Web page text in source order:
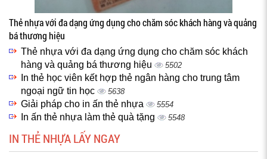
Thẻ nhựa với đa dạng ứng dụng cho chăm sóc khách hàng và quảng
bá thương hiệu
Thẻ nhựa với đa dạng ứng dụng cho chăm sóc khách
hàng và quảng bá thương hiệu
5502
In thẻ học viên kết hợp thẻ ngân hàng cho trung tâm
ngoại ngữ tin học
5638
Giải pháp cho in ấn thẻ nhựa 5554
In ấn thẻ nhựa làm thẻ quà tặng 5548
IN THẺ NHỰA LẤY NGAY